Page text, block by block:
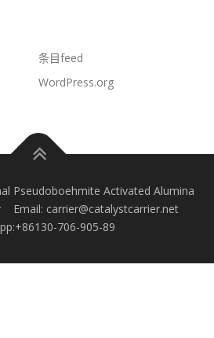
条目feed
WordPress.org
Pseudoboehmite Activated Alumina
Email: carrier@catalystcarrier.net
706-905-89